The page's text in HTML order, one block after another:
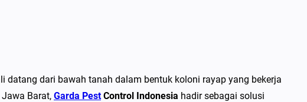
dari bawah tanah dalam bentuk koloni rayap yang bekerja
Barat, Garda PestControl Indonesia hadir sebagai solusi